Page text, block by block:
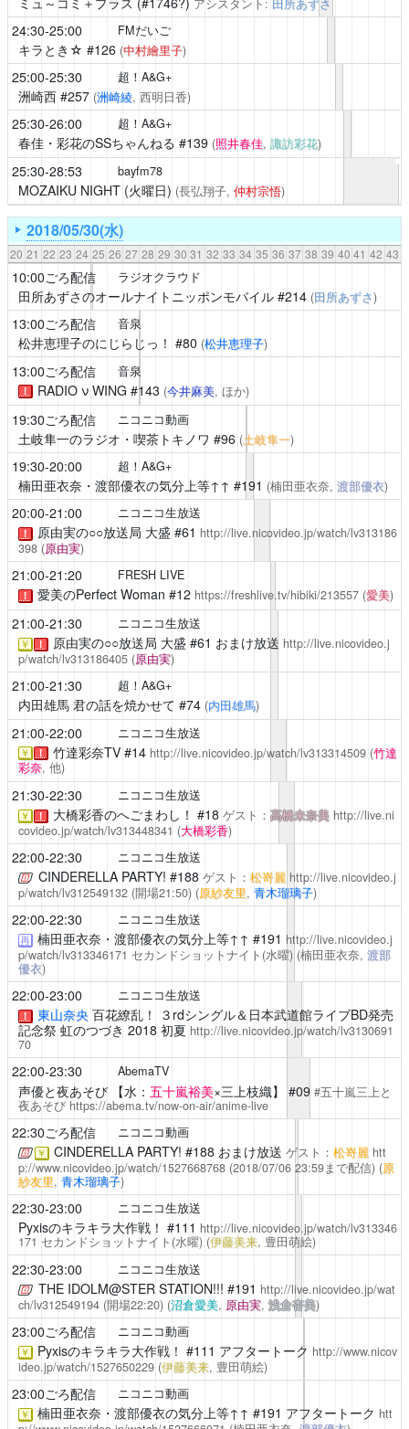
アシスタント: 田所あずさ
24:30-25:00 FMだいご
キラとき☆ #126 (中村繪里子)
25:00-25:30 超！A&G+
洲崎西#257 (洲崎綾, 西明日香)
25:30-26:00 超！A&G+
春佳・彩花のSSちゃんねる #139 (照井春佳, 諏訪彩花)
25:30-28:53 bayfm78
MOZAIKU NIGHT (火曜日) (長弘翔子, 仲村宗悟)
2018/05/30(水)
20 21 22 23 24 25 26 27 28 29 30 31 32 33 34 35 36 37 38 39 40 41 42 43
10:00ごろ配信 ラジオクラウド
田所あずさのオールナイトニッポンモバイル#214 (田所あずさ)
13:00ごろ配信 音泉
松井恵理子のにじらじっ！ #80 (松井恵理子)
13:00ごろ配信 音泉
！ RADIO ν WING #143 (今井麻美, ほか)
19:30ごろ配信 ニコニコ動画
土岐隼一のラジオ・喫茶トキノワ #96 (土岐隼一)
19:30-20:00 超！A&G+
楠田亜衣奈・渡部優衣の気分上等↑↑ #191 (楠田亜衣奈, 渡部優衣)
20:00-21:00 ニコニコ生放送
！ 原由実の○○放送局 大盛 #61 http://live.nicovideo.jp/watch/lv313186
398 (原由実)
21:00-21:20 FRESH LIVE
！ 愛美のPerfect Woman #12 https://freshlive.tv/hibiki/213557 (愛美)
21:00-21:30 ニコニコ生放送
￥ ！ 原由実の○○放送局 大盛 #61 おまけ放送 http://live.nicovideo.j
p/watch/lv313186405 (原由実)
21:00-21:30 超！A&G+
内田雄馬 君の話を焼かせて #74 (内田雄馬)
21:00-22:00 ニコニコ生放送
￥ ！ 竹達彩奈TV#14 http://live.nicovideo.jp/watch/lv313314509 (竹達
彩奈, 他)
21:30-22:30 ニコニコ生放送
￥ ！ 大橋彩香のへごまわし！ #18 ゲスト：高橋未奈美 http://live.ni
covideo.jp/watch/lv313448341 (大橋彩香)
22:00-22:30 ニコニコ生放送
CINDERELLA PARTY! #188 ゲスト： 松嵜麗 http://live.nicovideo.j
p/watch/lv312549132(開場21:50) (原紗友里, 青木瑠璃子)
22:00-22:30 ニコニコ生放送
再 楠田亜衣奈・渡部優衣の気分上等↑↑ #191 http://live.nicovideo.j
p/watch/lv313346171 セカンドショットナイト(水曜) (楠田亜衣奈, 渡部
優衣)
22:00-23:00 ニコニコ生放送
！ 東山奈央百花繚乱！ ３rdシングル＆日本武道館ライブBD発売
記念祭 虹のつづき 2018 初夏 http://live.nicovideo.jp/watch/lv3130691
70
22:00-23:30 AbemaTV
声優と夜あそび【水： 五十嵐裕美×三上枝織】 #09 #五十嵐三上と
夜あそび https://abema.tv/now-on-air/anime-live
22:30ごろ配信 ニコニコ動画
￥ CINDERELLA PARTY! #188 おまけ放送 ゲスト： 松嵜麗 htt
p://www.nicovideo.jp/watch/1527668768(2018/07/06 23:59まで配信) (原
紗友里, 青木瑠璃子)
22:30-23:00 ニコニコ生放送
Pyxisのキラキラ大作戦！ #111 http://live.nicovideo.jp/watch/lv313346
171 セカンドショットナイト(水曜) (伊藤美来, 豊田萌絵)
22:30-23:00 ニコニコ生放送
THE IDOLM@STER STATION!!! #191 http://live.nicovideo.jp/wat
ch/lv312549194(開場22:20) (沼倉愛美, 原由実,浅倉杏美)
23:00ごろ配信 ニコニコ動画
￥ Pyxisのキラキラ大作戦！ #111 アフタートーク http://www.nicov
ideo.jp/watch/1527650229 (伊藤美来, 豊田萌絵)
23:00ごろ配信 ニコニコ動画
￥ 楠田亜衣奈・渡部優衣の気分上等↑↑ #191 アフタートーク htt